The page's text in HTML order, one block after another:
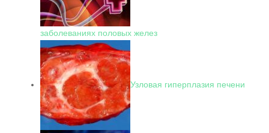
заболеваниях половых желез
Узловая гиперплазия печени